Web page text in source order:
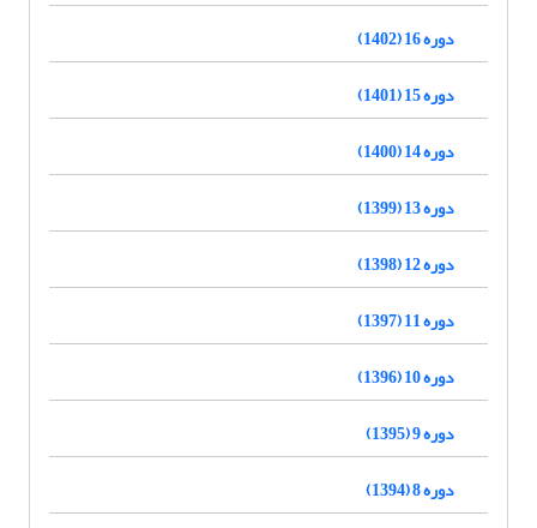
دوره 16 (1402)
دوره 15 (1401)
دوره 14 (1400)
دوره 13 (1399)
دوره 12 (1398)
دوره 11 (1397)
دوره 10 (1396)
دوره 9 (1395)
دوره 8 (1394)